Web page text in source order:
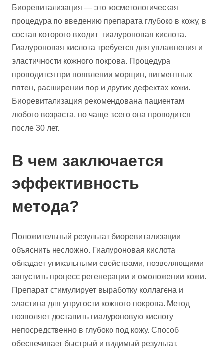
Биоревитализация — это косметологическая
процедура по введению препарата глубоко в кожу, в
состав которого входит гиалуроновая кислота.
Гиалуроновая кислота требуется для увлажнения и
эластичности кожного покрова. Процедура
проводится при появлении морщин, пигментных
пятен, расширении пор и других дефектах кожи.
Биоревитализация рекомендована пациентам
любого возраста, но чаще всего она проводится
после 30 лет.
В чем заключается
эффективность
метода?
Положительный результат биоревитализации
объяснить несложно. Гиалуроновая кислота
обладает уникальными свойствами, позволяющими
запустить процесс регенерации и омоложении кожи.
Препарат стимулирует выработку коллагена и
эластина для упругости кожного покрова. Метод
позволяет доставить гиалуроновую кислоту
непосредственно в глубоко под кожу. Способ
обеспечивает быстрый и видимый результат.